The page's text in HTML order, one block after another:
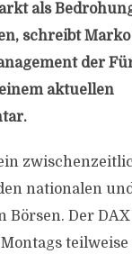
als
schreibt
der
aktuellen
nationalen
Börsen. Der